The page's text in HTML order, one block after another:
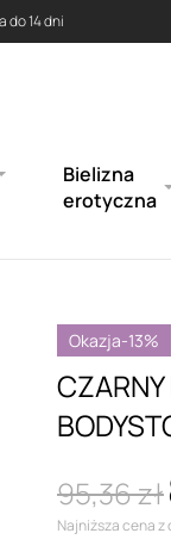
do 14 dni
Bielizna
erotyczna
Okazja-13%
95,36 zł
Najniższa cena